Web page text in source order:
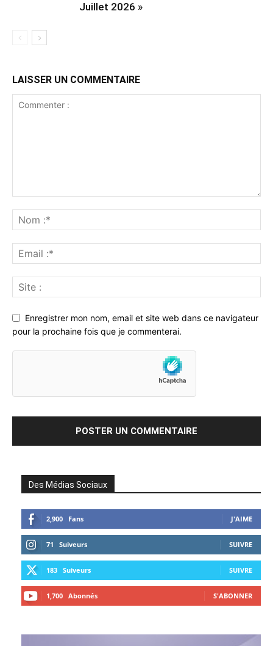
Juillet 2026 »
LAISSER UN COMMENTAIRE
Enregistrer mon nom, email et site web dans ce navigateur
pour la prochaine fois que je commenterai.
Des Médias Sociaux
2,900 Fans J'AIME
71 Suiveurs SUIVRE
183 Suiveurs SUIVRE
1,700 Abonnés S'ABONNER